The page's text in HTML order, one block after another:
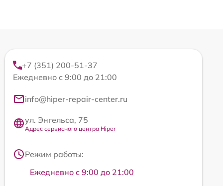
+7 (351) 200-51-37
Ежедневно с 9:00 до 21:00
info@hiper-repair-center.ru
ул. Энгельса, 75
Адрес сервисного центра Hiper
Режим работы:
Ежедневно с 9:00 до 21:00